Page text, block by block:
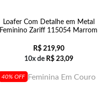
Loafer Com Detalhe em Metal
Feminino Zariff 115054 Marrom
R$219,90
10x de R$23,09
40% OFF